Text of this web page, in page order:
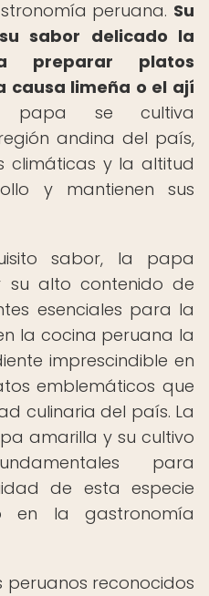
peruana. Su
sabor delicado la
preparar platos
causa limeña o el ají
se cultiva
andina del país,
climáticas y la altitud
y mantienen sus
sabor, la papa
alto contenido de
esenciales para la
la cocina peruana la
imprescindible en
emblemáticos que
culinaria del país. La
amarilla y su cultivo
para
de esta especie
en la gastronomía
peruanos reconocidos